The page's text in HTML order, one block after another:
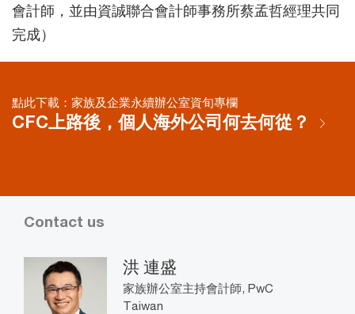
會計師，並由資誠聯合會計師事務所蔡孟哲經理共同
完成）
點此下載：家族及企業永續辦公室資旬專欄
CFC上路後，個人海外公司何去何從？
Contact us
洪 連盛
家族辦公室主持會計師, PwC
Taiwan